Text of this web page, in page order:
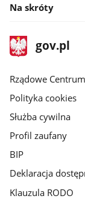
Na skróty
stopka
gov.plStrona
gov.pl
Rządowe
Polityka cookies
Służba cywilna
Profil zaufany
BIP
Deklaracja
Klauzula RODO